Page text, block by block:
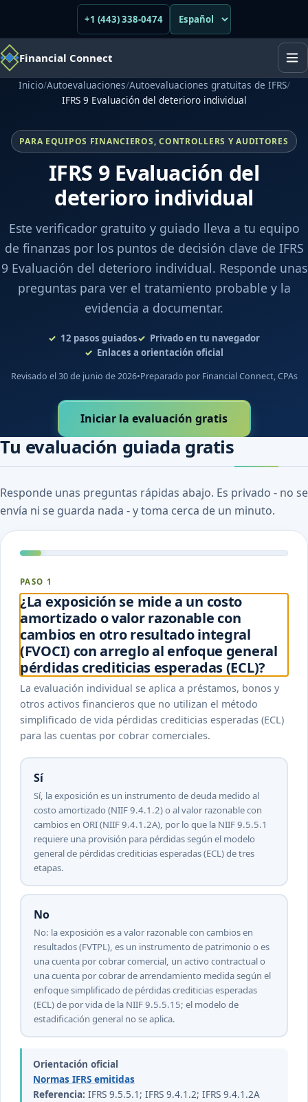
+1 (443) 338-0474
Financial Connect
Inicio/Autoevaluaciones/Autoevaluaciones gratuitas de IFRS/
IFRS 9 Evaluación del deterioro individual
PARA EQUIPOS FINANCIEROS, CONTROLLERS Y AUDITORES
IFRS 9 Evaluación del
deterioro individual
Este verificador gratuito y guiado lleva a tu equipo
de finanzas por los puntos de decisión clave de IFRS
9 Evaluación del deterioro individual. Responde unas
preguntas para ver el tratamiento probable y la
evidencia a documentar.
12 pasos guiados
Privado en tu navegador
Enlaces a orientación oficial
Revisado el 30 de junio de 2026•Preparado por Financial Connect, CPAs
Iniciar la evaluación gratis
Tu evaluación guiada gratis
Responde unas preguntas rápidas abajo. Es privado - no se
envía ni se guarda nada - y toma cerca de un minuto.
PASO 1
¿La exposición se mide a un costo
amortizado o valor razonable con
cambios en otro resultado integral
(FVOCI) con arreglo al enfoque general
pérdidas crediticias esperadas (ECL)?
La evaluación individual se aplica a préstamos, bonos y
otros activos financieros que no utilizan el método
simplificado de vida pérdidas crediticias esperadas (ECL)
para las cuentas por cobrar comerciales.
Sí
Sí, la exposición es un instrumento de deuda medido al
costo amortizado (NIIF 9.4.1.2) o al valor razonable con
cambios en ORI (NIIF 9.4.1.2A), por lo que la NIIF 9.5.5.1
requiere una provisión para pérdidas según el modelo
general de pérdidas crediticias esperadas (ECL) de tres
etapas.
No
No: la exposición es a valor razonable con cambios en
resultados (FVTPL), es un instrumento de patrimonio o es
una cuenta por cobrar comercial, un activo contractual o
una cuenta por cobrar de arrendamiento medida según el
enfoque simplificado de pérdidas crediticias esperadas
(ECL) de por vida de la NIIF 9.5.5.15; el modelo de
estadificación general no se aplica.
Orientación oficial
Normas IFRS emitidas
Referencia: IFRS 9.5.5.1; IFRS 9.4.1.2; IFRS 9.4.1.2A